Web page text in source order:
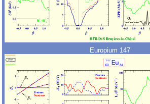
Europium 147